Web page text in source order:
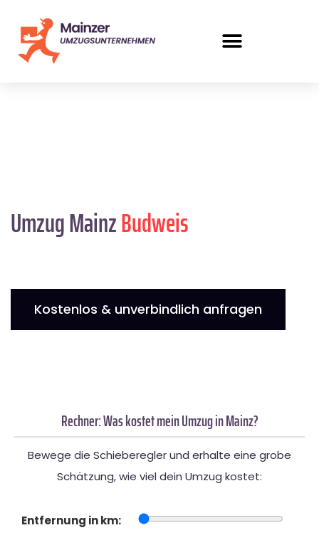
Umzug MainzBudweis
Kostenlos & unverbindlich anfragen
Rechner: Was kostet mein Umzug in Mainz?
Bewege die Schieberegler und erhalte eine grobe
Schätzung, wie viel dein Umzug kostet:
Entfernung in km: